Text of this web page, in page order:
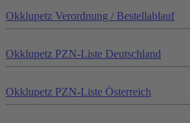
Okklupetz Verordnung / Bestellablauf
Okklupetz PZN-Liste Deutschland
Okklupetz PZN-Liste Österreich